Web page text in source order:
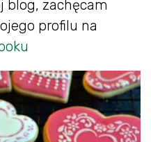
blog, zachęcam
profilu na